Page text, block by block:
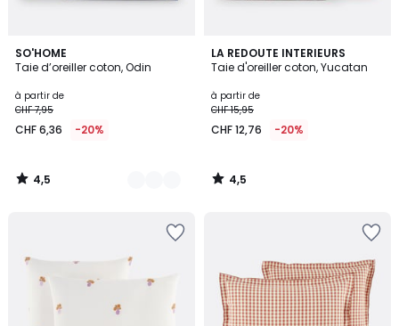
SO'HOME
Taie d’oreiller coton, Odin
à partir de
CHF 7,95
CHF 6,36 -20%
4,5
/ 5
2
Couleurs
4,5
/
LA REDOUTE INTERIEURS
Taie d'oreiller coton, Yucatan
à partir de
CHF 15,95
CHF 12,76 -20%
4,5
/ 5
4,5
/